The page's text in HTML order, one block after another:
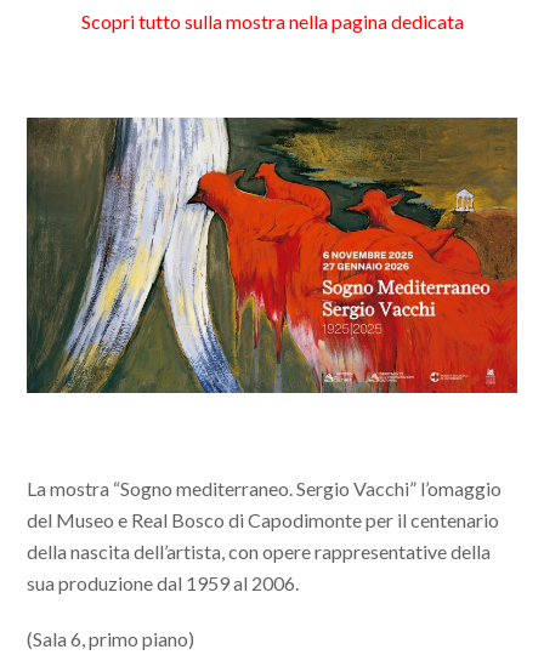
Scopri tutto sulla mostra nella pagina dedicata
La mostra “Sogno mediterraneo. Sergio Vacchi” l’omaggio
del Museo e Real Bosco di Capodimonte per il centenario
della nascita dell’artista, con opere rappresentative della
sua produzione dal 1959 al 2006.
(Sala 6, primo piano)